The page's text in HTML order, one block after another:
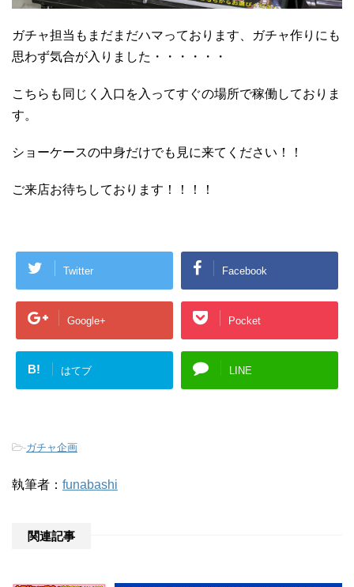
ガチャ担当もまだまだハマっております、ガチャ作りにも
思わず気合が入りました・・・・・・
こちらも同じく入口を入ってすぐの場所で稼働しておりま
す。
ショーケースの中身だけでも見に来てください！！
ご来店お待ちしております！！！！
Twitter Facebook
Google+ Pocket
B! はてブ LINE
-ガチャ企画
執筆者： funabashi
関連記事